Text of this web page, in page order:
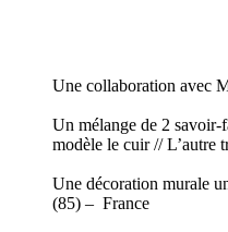
Une collaboration avec
Un mélange de 2 savoir-
modèle le cuir // L’autre
Une décoration murale
(85) – France